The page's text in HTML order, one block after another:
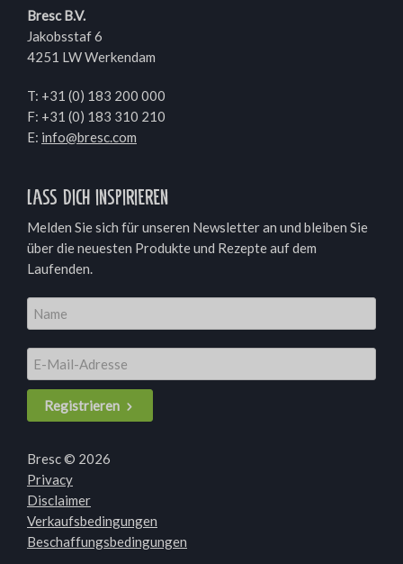
Bresc B.V.
Jakobsstaf 6
4251 LW Werkendam
T: +31 (0) 183 200 000
F: +31 (0) 183 310 210
E: info@bresc.com
Lass dich inspirieren
Melden Sie sich für unseren Newsletter an und bleiben Sie
über die neuesten Produkte und Rezepte auf dem
Laufenden.
Registrieren
Bresc © 2026
Privacy
Disclaimer
Verkaufsbedingungen
Beschaffungsbedingungen